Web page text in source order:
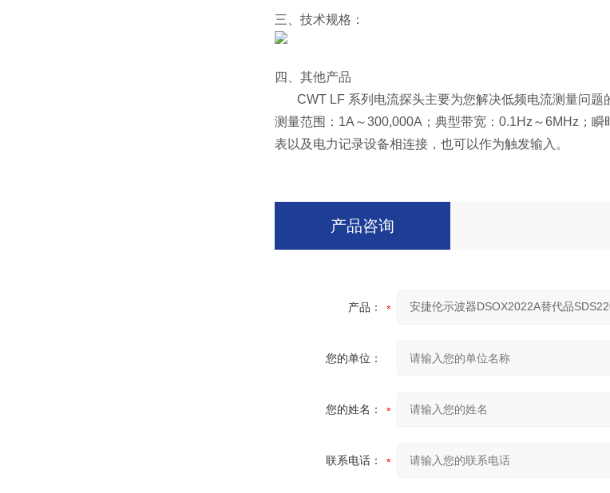
三、技术规格：
四、其他产品
CWT LF 系列电流探头主要为您解决低频电流测量问题
测量范围：1A～300,000A；典型带宽：0.1Hz～6MHz；
表以及电力记录设备相连接，也可以作为触发输入。
产品咨询
产品：
您的单位：
您的姓名：
联系电话：